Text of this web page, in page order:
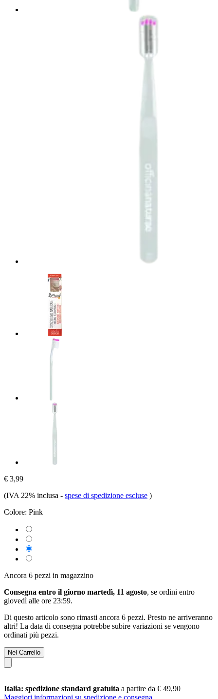
€ 3,99
(IVA 22% inclusa - spese di spedizione escluse )
Colore: Pink
Ancora 6 pezzi in magazzino
Consegna entro il giorno martedì, 11 agosto, se ordini entro
giovedì alle ore 23:59.
Di questo articolo sono rimasti ancora 6 pezzi. Presto ne arriveranno
altri! La data di consegna potrebbe subire variazioni se vengono
ordinati più pezzi.
Nel Carrello
Italia: spedizione standard gratuita a partire da € 49,90
Maggiori informazioni su spedizione e consegna